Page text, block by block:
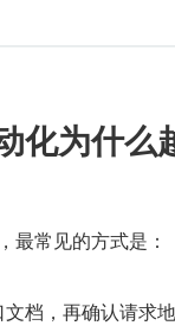
化为什么
最常见的方式是：
档，再确认请求地